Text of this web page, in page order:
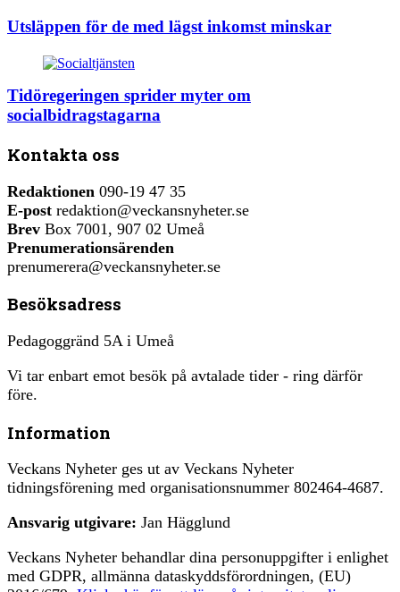
Utsläppen för de med lägst inkomst minskar
Tidöregeringen sprider myter om
socialbidragstagarna
Kontakta oss
Redaktionen 090-19 47 35
E-post redaktion@veckansnyheter.se
Brev Box 7001, 907 02 Umeå
Prenumerationsärenden
prenumerera@veckansnyheter.se
Besöksadress
Pedagoggränd 5A i Umeå
Vi tar enbart emot besök på avtalade tider - ring därför
före.
Information
Veckans Nyheter ges ut av Veckans Nyheter
tidningsförening med organisationsnummer 802464-4687.
Ansvarig utgivare: Jan Hägglund
Veckans Nyheter behandlar dina personuppgifter i enlighet
med GDPR, allmänna dataskyddsförordningen, (EU)